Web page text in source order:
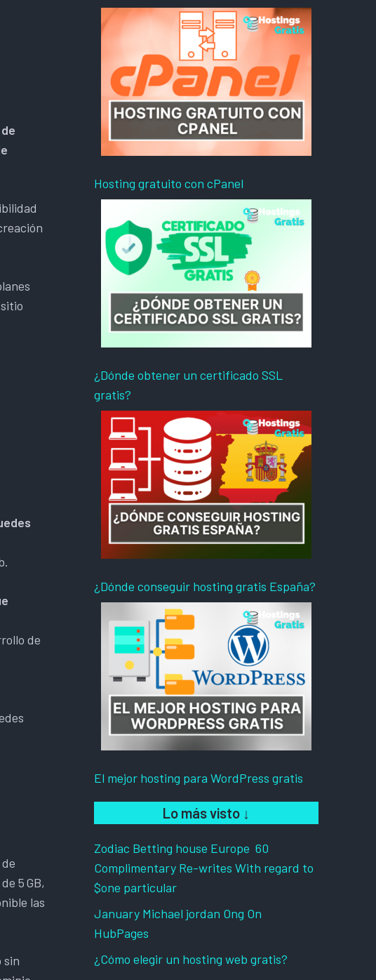
de
5 GB,
las
sin
Hosting gratuito con cPanel
¿Dónde obtener un certificado SSL
gratis?
¿Dónde conseguir hosting gratis España?
El mejor hosting para WordPress gratis
Lo más visto ↓
Zodiac Betting house Europe ️ 60
Complimentary Re-writes With regard to
$one particular
January Michael jordan Ong On
HubPages
¿Cómo elegir un hosting web gratis?